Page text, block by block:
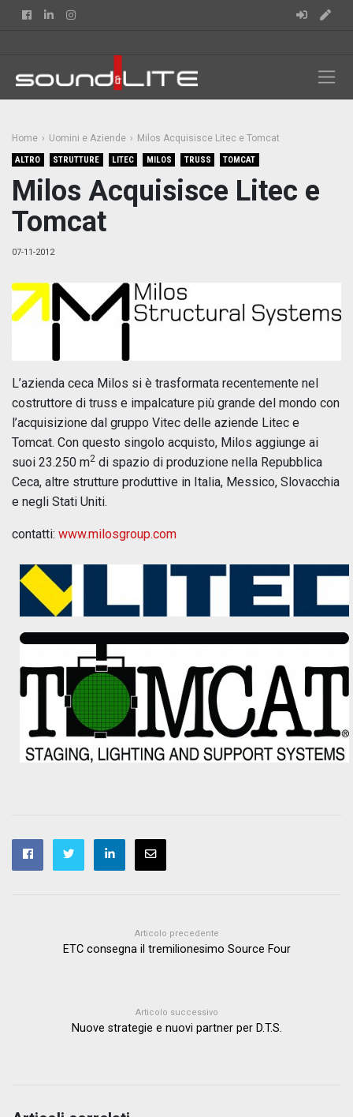
FacebookLinkedin
Home Uomini e Aziende Milos Acquisisce Litec e Tomcat
ALTRO STRUTTURE LITEC MILOS TRUSS TOMCAT
Milos Acquisisce Litec e
Tomcat
07-11-2012
L’azienda ceca Milos si è trasformata recentemente nel
costruttore di truss e impalcature più grande del mondo con
l’acquisizione dal gruppo Vitec delle aziende Litec e
Tomcat. Con questo singolo acquisto, Milos aggiunge ai
suoi 23.250 m2 di spazio di produzione nella Repubblica
Ceca, altre strutture produttive in Italia, Messico, Slovacchia
e negli Stati Uniti.
contatti: www.milosgroup.com
Articolo precedente
ETC consegna il tremilionesimo Source Four
Articolo successivo
Nuove strategie e nuovi partner per D.T.S.